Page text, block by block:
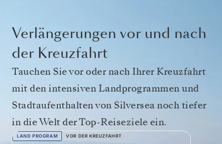
Verlängerungen vor und nach
der Kreuzfahrt
Tauchen Sie vor oder nach Ihrer Kreuzfahrt
mit den intensiven Landprogrammen und
Stadtaufenthalten von Silversea noch tiefer
in die Welt der Top-Reiseziele ein.
LAND PROGRAM VOR DER KREUZFAHRT